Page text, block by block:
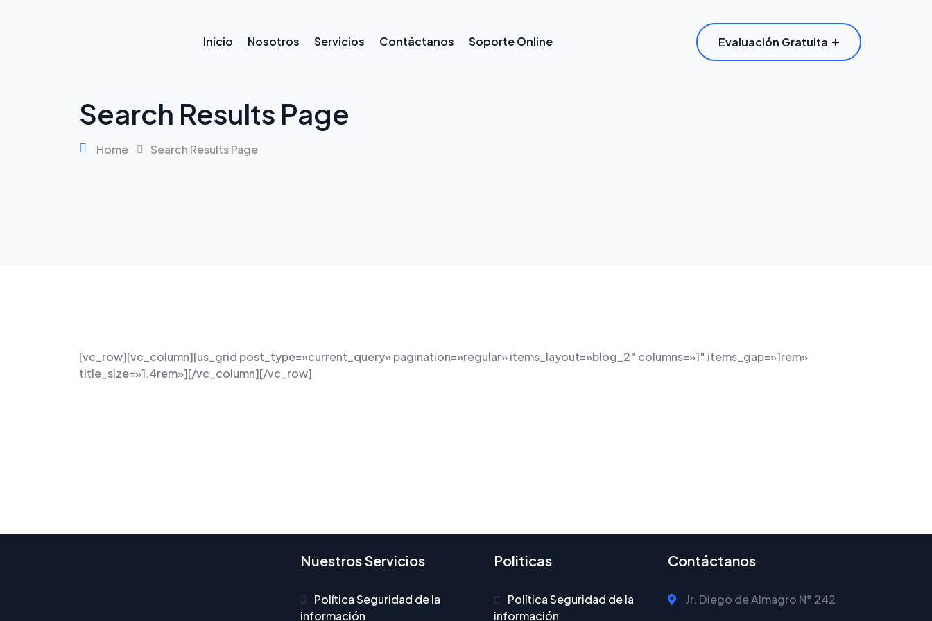
Inicio Nosotros Servicios Contáctanos Soporte Online Evaluación Gratuita
Search Results Page
Home Search Results Page
[vc_row][vc_column][us_grid post_type=»current_query» pagination=»regular» items_layout=»blog_2″ columns=»1″ items_gap=»1rem»
title_size=»1.4rem»][/vc_column][/vc_row]
Nuestros Servicios
Política Seguridad de la
información
Politicas
Política Seguridad de la
información
Contáctanos
Jr. Diego de Almagro N° 242